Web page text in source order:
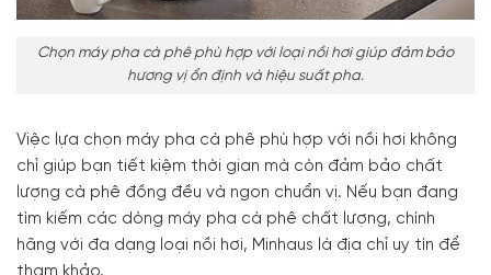
Chọn máy pha cà phê phù hợp với loại nồi hơi giúp đảm bảo
hương vị ổn định và hiệu suất pha.
Việc lựa chọn máy pha cà phê phù hợp với nồi hơi không
chỉ giúp bạn tiết kiệm thời gian mà còn đảm bảo chất
lượng cà phê đồng đều và ngon chuẩn vị. Nếu bạn đang
tìm kiếm các dòng máy pha cà phê chất lượng, chính
hãng với đa dạng loại nồi hơi, Minhaus là địa chỉ uy tín để
tham khảo.